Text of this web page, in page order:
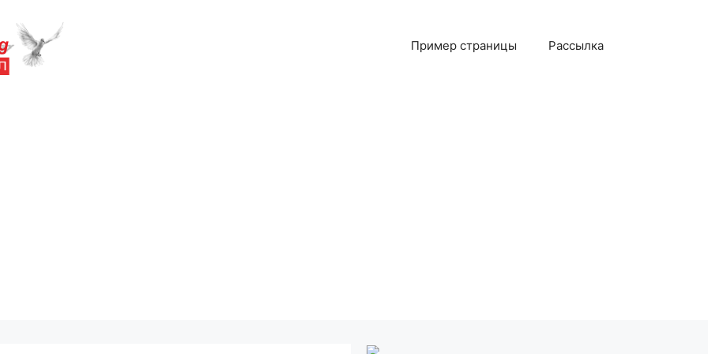
Пример страницы Рассылка